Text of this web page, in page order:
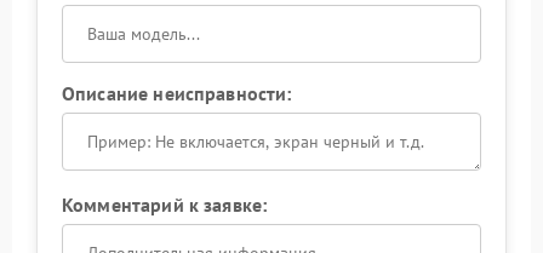
Описание неисправности:
Комментарий к заявке: